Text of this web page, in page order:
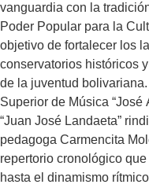
vanguardia con la
Poder Popular para la
objetivo de fortalecer los
conservatorios históricos
de la juventud
Superior de Música “José
“Juan José Landaeta”
pedagoga Carmencita
repertorio cronológico
hasta el dinamismo